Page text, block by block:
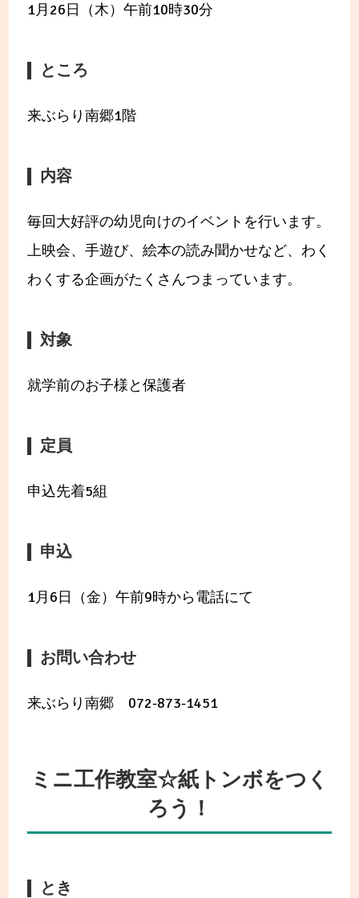
1月26日（木）午前10時30分
ところ
来ぶらり南郷1階
内容
毎回大好評の幼児向けのイベントを行います。
上映会、手遊び、絵本の読み聞かせなど、わく
わくする企画がたくさんつまっています。
対象
就学前のお子様と保護者
定員
申込先着5組
申込
1月6日（金）午前9時から電話にて
お問い合わせ
来ぶらり南郷 072-873-1451
ミニ工作教室☆紙トンボをつく
ろう！
とき